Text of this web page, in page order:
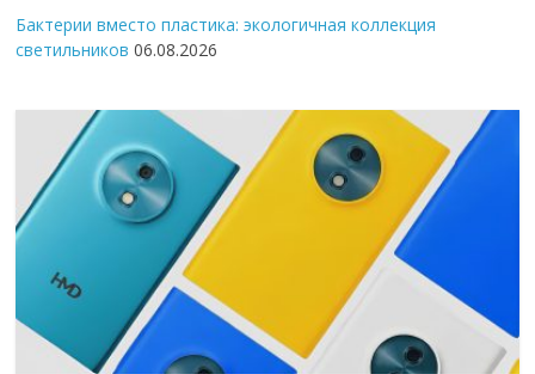
Бактерии вместо пластика: экологичная коллекция
светильников 06.08.2026